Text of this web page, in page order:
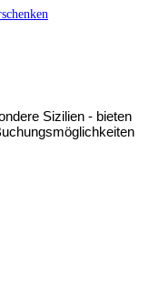
Sizilien - bieten